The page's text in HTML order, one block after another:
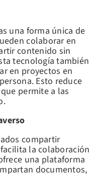
una forma única de
colaborar en
contenido sin
tecnología también
en proyectos en
Esto reduce
permite a las
compartir
la colaboración
una plataforma
documentos,